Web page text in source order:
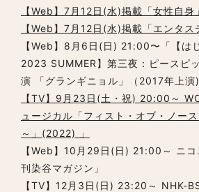
【Web】7月12日(水)掲載「女性自身
【Web】7月12日(水)掲載「エンタス
【Web】8月6日(日) 21:00〜「【は
2023 SUMMER】第三夜：ピースピ
演 「グランギニョル」（2017年上
【TV】9月23日(土・祝) 20:00～
ュージカル「フィスト・オブ・ノー
～」(2022) 」
【Web】10月29日(日) 21:00～ ニコ
刊染谷マガジン」
【TV】12月3日(日) 23:20～ NHK-